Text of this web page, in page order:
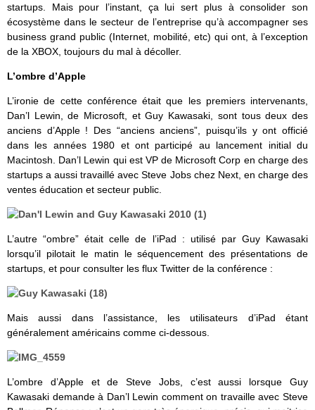
startups. Mais pour l’instant, ça lui sert plus à consolider son
écosystème dans le secteur de l’entreprise qu’à accompagner ses
business grand public (Internet, mobilité, etc) qui ont, à l’exception
de la XBOX, toujours du mal à décoller.
L’ombre d’Apple
L’ironie de cette conférence était que les premiers intervenants,
Dan’l Lewin, de Microsoft, et Guy Kawasaki, sont tous deux des
anciens d’Apple ! Des “anciens anciens”, puisqu’ils y ont officié
dans les années 1980 et ont participé au lancement initial du
Macintosh. Dan’l Lewin qui est VP de Microsoft Corp en charge des
startups a aussi travaillé avec Steve Jobs chez Next, en charge des
ventes éducation et secteur public.
L’autre “ombre” était celle de l’iPad : utilisé par Guy Kawasaki
lorsqu’il pilotait le matin le séquencement des présentations de
startups, et pour consulter les flux Twitter de la conférence :
Mais aussi dans l’assistance, les utilisateurs d’iPad étant
généralement américains comme ci-dessous.
L’ombre d’Apple et de Steve Jobs, c’est aussi lorsque Guy
Kawasaki demande à Dan’l Lewin comment on travaille avec Steve